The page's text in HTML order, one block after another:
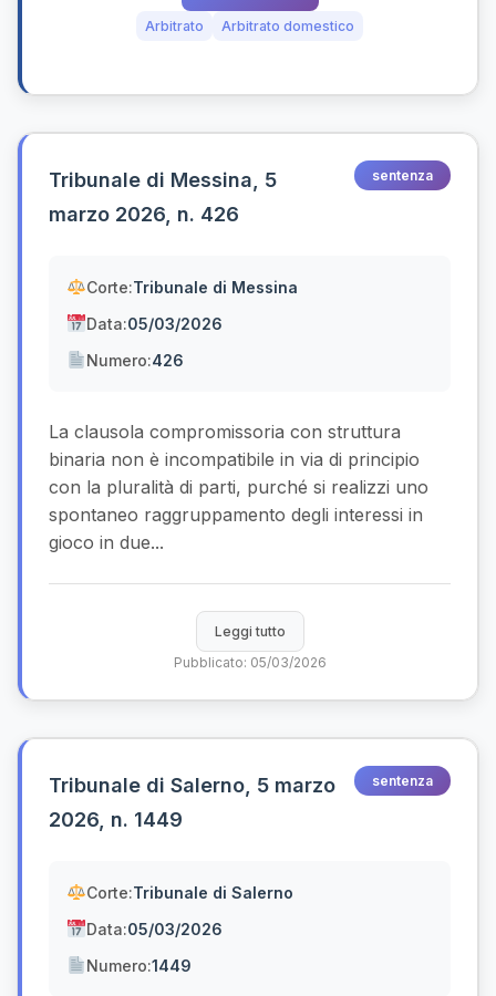
Arbitrato Arbitrato domestico
Tribunale di Messina, 5
marzo 2026, n. 426
sentenza
Corte:Tribunale di Messina
Data:05/03/2026
Numero:426
La clausola compromissoria con struttura
binaria non è incompatibile in via di principio
con la pluralità di parti, purché si realizzi uno
spontaneo raggruppamento degli interessi in
gioco in due...
Leggi tutto
Pubblicato: 05/03/2026
Tribunale di Salerno, 5 marzo
2026, n. 1449
sentenza
Corte:Tribunale di Salerno
Data:05/03/2026
Numero:1449